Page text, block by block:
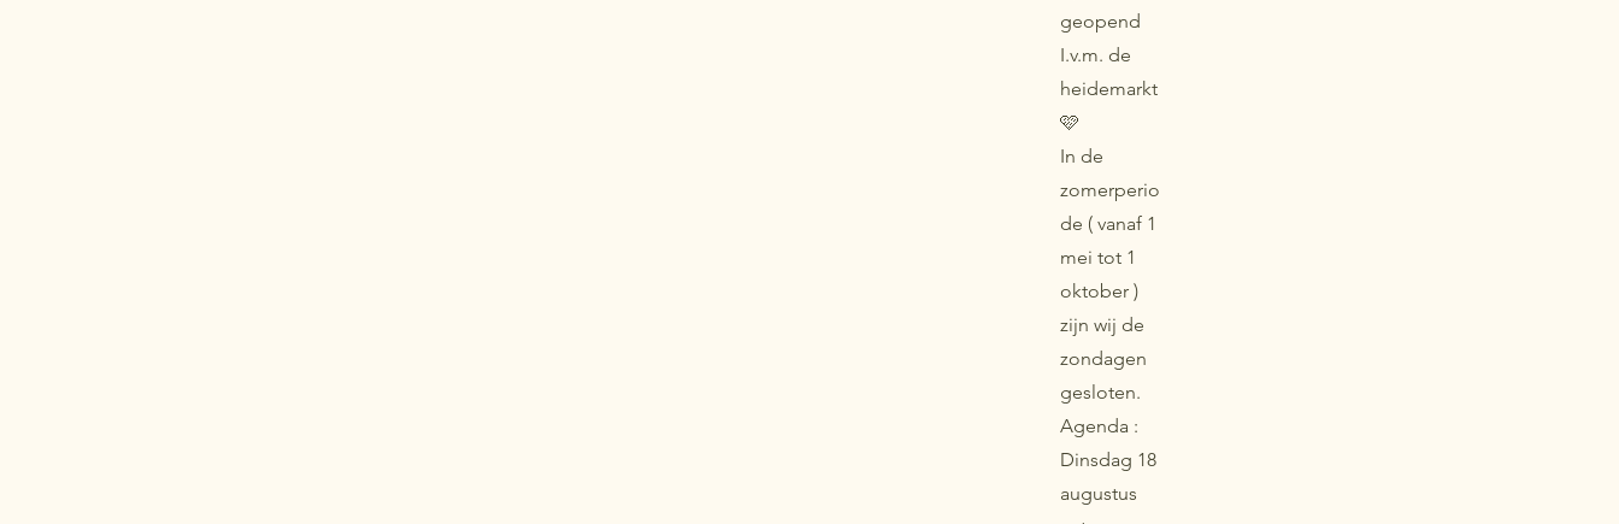
geopend
I.v.m. de
heidemarkt
🩷
In de
zomerperio
de ( vanaf 1
mei tot 1
oktober )
zijn wij de
zondagen
gesloten.
Agenda :
Dinsdag 18
augustus